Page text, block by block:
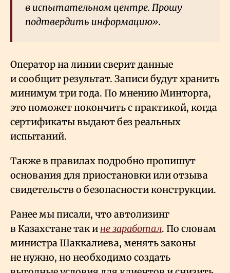
в испытательном центре. Прошу
подтвердить информацию».
Оператор на линии сверит данные
и сообщит результат. Записи будут хранить
минимум три года. По мнению Минторга,
это поможет покончить с практикой, когда
сертификаты выдают без реальных
испытаний.
Также в правилах подробно пропишут
основания для приостановки или отзыва
свидетельств о безопасности конструкции.
Ранее мы писали, что автолизинг
в Казахстане так и не заработал. По словам
министра Шаккалиева, менять законы
не нужно, но необходимо создать